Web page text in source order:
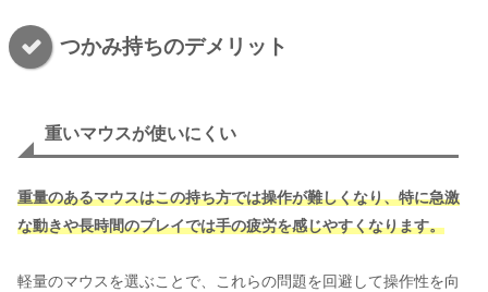
つかみ持ちのデメリット
重いマウスが使いにくい
重量のあるマウスはこの持ち方では操作が難しくなり、特に急激
な動きや長時間のプレイでは手の疲労を感じやすくなります。
軽量のマウスを選ぶことで、これらの問題を回避して操作性を向